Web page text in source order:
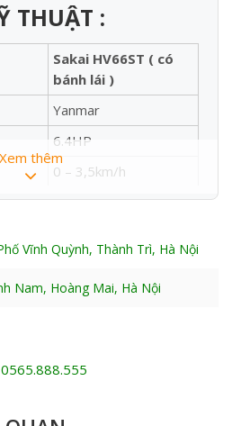
THUẬT :
Sakai HV66ST ( có
bánh lái )
Yanmar
6.4HP
0 – 3,5km/h
Diesel
2 chức năng)
Rung cơ
740 kg
Xem thêm
Vĩnh Quỳnh, Thành Trì, Hà Nội
Nam, Hoàng Mai, Hà Nội